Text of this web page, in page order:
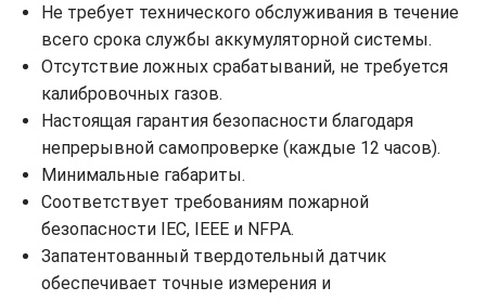
Не требует технического обслуживания в течение
всего срока службы аккумуляторной системы.
Отсутствие ложных срабатываний, не требуется
калибровочных газов.
Настоящая гарантия безопасности благодаря
непрерывной самопроверке (каждые 12 часов).
Минимальные габариты.
Соответствует требованиям пожарной
безопасности IEC, IEEE и NFPA.
Запатентованный твердотельный датчик
обеспечивает точные измерения и